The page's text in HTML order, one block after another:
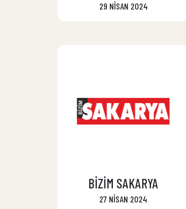
29 NİSAN 2024
BİZİM SAKARYA
27 NİSAN 2024